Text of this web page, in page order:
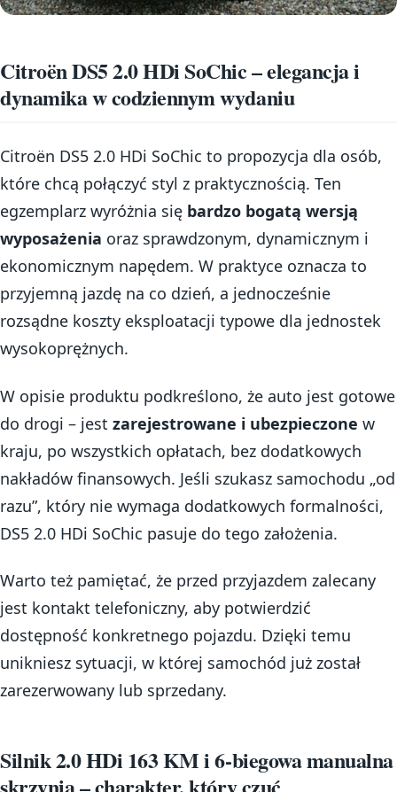
Citroën DS5 2.0 HDi SoChic – elegancja i
dynamika w codziennym wydaniu
Citroën DS5 2.0 HDi SoChic to propozycja dla osób,
które chcą połączyć styl z praktycznością. Ten
egzemplarz wyróżnia się bardzo bogatą wersją
wyposażenia oraz sprawdzonym, dynamicznym i
ekonomicznym napędem. W praktyce oznacza to
przyjemną jazdę na co dzień, a jednocześnie
rozsądne koszty eksploatacji typowe dla jednostek
wysokoprężnych.
W opisie produktu podkreślono, że auto jest gotowe
do drogi – jest zarejestrowane i ubezpieczone w
kraju, po wszystkich opłatach, bez dodatkowych
nakładów finansowych. Jeśli szukasz samochodu „od
razu”, który nie wymaga dodatkowych formalności,
DS5 2.0 HDi SoChic pasuje do tego założenia.
Warto też pamiętać, że przed przyjazdem zalecany
jest kontakt telefoniczny, aby potwierdzić
dostępność konkretnego pojazdu. Dzięki temu
unikniesz sytuacji, w której samochód już został
zarezerwowany lub sprzedany.
Silnik 2.0 HDi 163 KM i 6-biegowa manualna